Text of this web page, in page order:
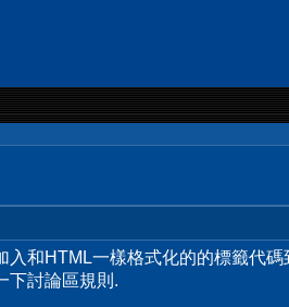
和HTML一樣格式化的的標籤代
下討論區規則.